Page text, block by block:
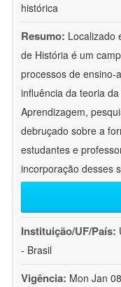
histórica
Resumo: Localizado
de História é um
processos de ensino-
influência da teoria
Aprendizagem,
debruçado sobre a
estudantes e
incorporação desses
Instituição/UF/País:
- Brasil
Vigência: Mon Jan